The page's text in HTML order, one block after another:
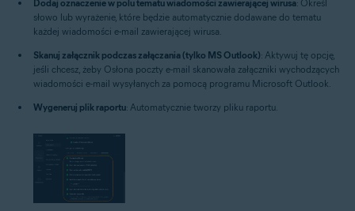
Dodaj oznaczenie w polu tematu wiadomości zawierającej wirusa: Określ
słowo lub wyrażenie, które będzie automatycznie dodawane do tematu
każdej wiadomości e-mail zawierającej wirusa.
Skanuj załącznik podczas załączania (tylko MS Outlook): Aktywuj tę opcję,
jeśli chcesz, żeby Osłona poczty e-mail skanowała załączniki wychodzących
wiadomości e-mail wysyłanych za pomocą programu Microsoft Outlook.
Wygeneruj plik raportu: Automatycznie tworzy pliku raportu.